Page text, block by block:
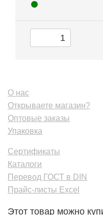
О нас
Открываете магазин?
Оптовые заказы
Упаковка
Сертификаты
Каталоги
Перевод ГОСТ в DIN
Прайс-листы Excel
Этот товар можно